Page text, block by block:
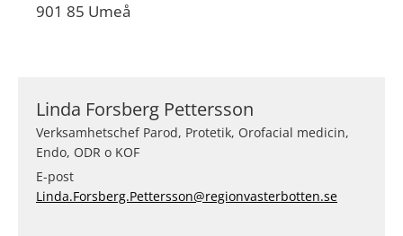
901 85 Umeå
Linda Forsberg Pettersson
Verksamhetschef Parod, Protetik, Orofacial medicin,
Endo, ODR o KOF
E-post
Linda.Forsberg.Pettersson@regionvasterbotten.se